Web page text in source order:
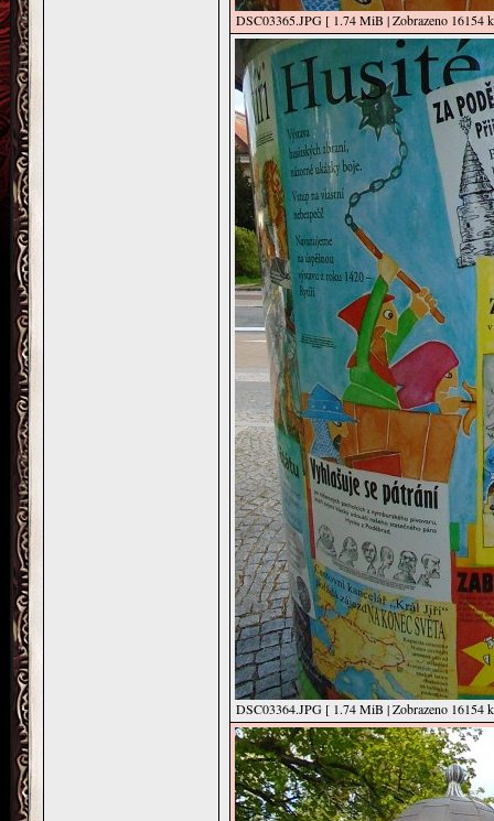
DSC03365.JPG [ 1.74 MiB | Zobrazeno 16154
DSC03364.JPG [ 1.74 MiB | Zobrazeno 16154